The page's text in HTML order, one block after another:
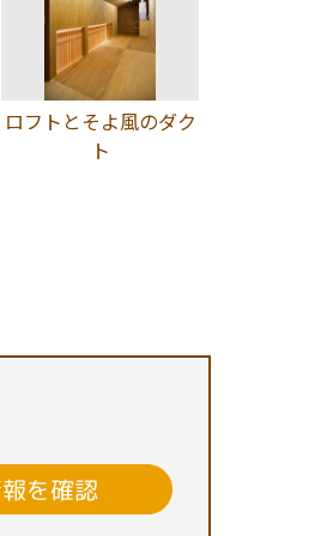
ロフトとそよ風のダク
ト
を確認